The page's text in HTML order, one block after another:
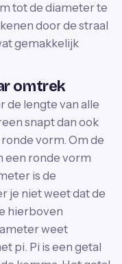
tot de diameter te
door de straal
gemakkelijk
omtrek
de lengte van alle
snapt dan ook
vorm. Om de
een ronde vorm
is de
je niet weet dat de
hierboven
weet
pi. Pi is een getal